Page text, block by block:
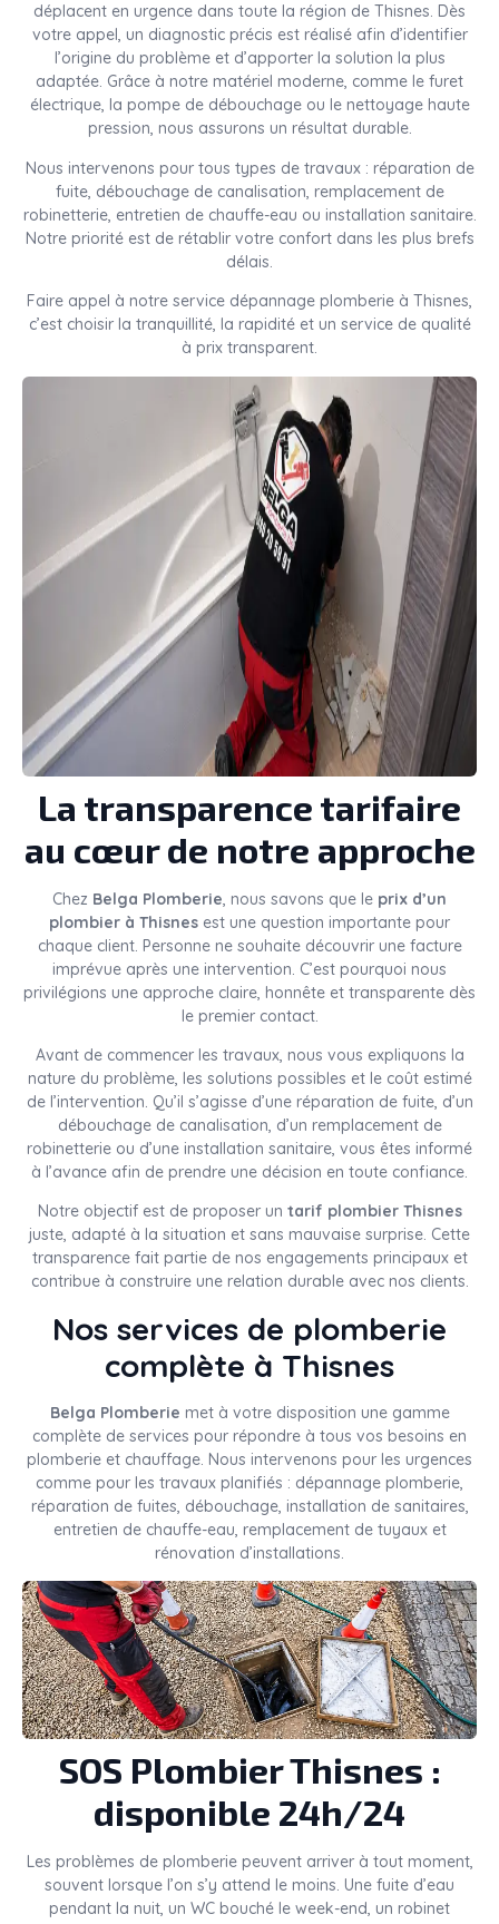
déplacent en urgence dans toute la région de Thisnes. Dès
votre appel, un diagnostic précis est réalisé afin d’identifier
l’origine du problème et d’apporter la solution la plus
adaptée. Grâce à notre matériel moderne, comme le furet
électrique, la pompe de débouchage ou le nettoyage haute
pression, nous assurons un résultat durable.
Nous intervenons pour tous types de travaux : réparation de
fuite, débouchage de canalisation, remplacement de
robinetterie, entretien de chauffe-eau ou installation sanitaire.
Notre priorité est de rétablir votre confort dans les plus brefs
délais.
Faire appel à notre service dépannage plomberie à Thisnes,
c’est choisir la tranquillité, la rapidité et un service de qualité
à prix transparent.
La transparence tarifaire
au cœur de notre approche
Chez Belga Plomberie, nous savons que le prix d’un
plombier à Thisnes est une question importante pour
chaque client. Personne ne souhaite découvrir une facture
imprévue après une intervention. C’est pourquoi nous
privilégions une approche claire, honnête et transparente dès
le premier contact.
Avant de commencer les travaux, nous vous expliquons la
nature du problème, les solutions possibles et le coût estimé
de l’intervention. Qu’il s’agisse d’une réparation de fuite, d’un
débouchage de canalisation, d’un remplacement de
robinetterie ou d’une installation sanitaire, vous êtes informé
à l’avance afin de prendre une décision en toute confiance.
Notre objectif est de proposer un tarif plombier Thisnes
juste, adapté à la situation et sans mauvaise surprise. Cette
transparence fait partie de nos engagements principaux et
contribue à construire une relation durable avec nos clients.
Nos services de plomberie
complète à Thisnes
Belga Plomberie met à votre disposition une gamme
complète de services pour répondre à tous vos besoins en
plomberie et chauffage. Nous intervenons pour les urgences
comme pour les travaux planifiés : dépannage plomberie,
réparation de fuites, débouchage, installation de sanitaires,
entretien de chauffe-eau, remplacement de tuyaux et
rénovation d’installations.
SOS Plombier Thisnes :
disponible 24h/24
Les problèmes de plomberie peuvent arriver à tout moment,
souvent lorsque l’on s’y attend le moins. Une fuite d’eau
pendant la nuit, un WC bouché le week-end, un robinet